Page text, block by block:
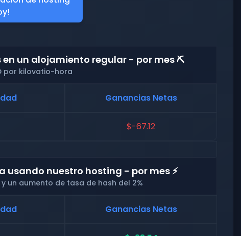
un alojamiento regular - por mes ⛏️
por kilovatio-hora
Ganancias Netas
$-67.12
usando nuestro hosting - por mes ⚡
un aumento de tasa de hash del 2%
Ganancias Netas